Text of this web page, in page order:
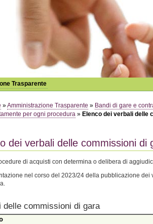
Trasparente
»Amministrazione Trasparente » Bandi di gare e
per ogni procedura » Elenco dei verbali delle
dei verbali delle commissioni di
di acquisti con determina o delibera di
nel corso del 2023/24 della pubblicazione dei
delle commissioni di gara